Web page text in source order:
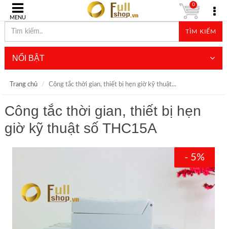
MENU
TÌM KIẾM
0
NỔI BẬT
Trang chủ Công tắc thời gian, thiết bị hẹn giờ kỹ thuật...
Công tắc thời gian, thiết bị hẹn
giờ kỹ thuật số THC15A
- 5%